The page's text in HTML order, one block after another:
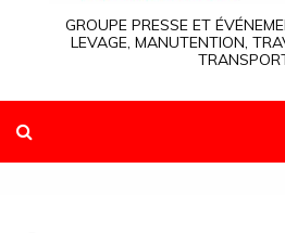
GROUPE PRESSE ET
LEVAGE, MANUTENTION,